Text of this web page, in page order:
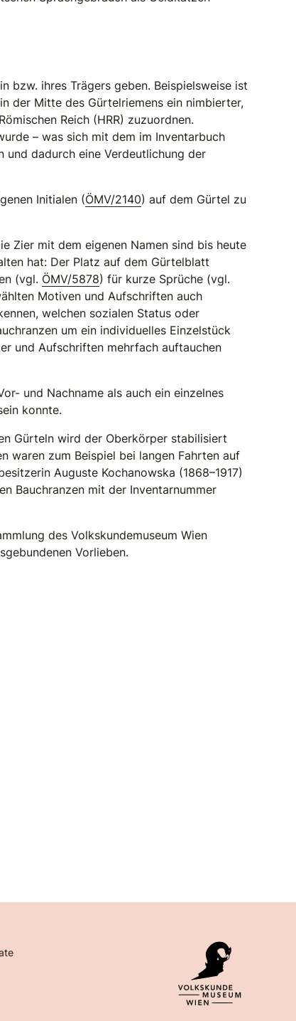
bzw. ihres Trägers geben. Beispielsweise ist
der Mitte des Gürtelriemens ein nimbierter,
Reich (HRR) zuzuordnen.
– was sich mit dem im Inventarbuch
und dadurch eine Verdeutlichung der
Initialen (ÖMV/2140) auf dem Gürtel zu
Zier mit dem eigenen Namen sind bis heute
hat: Der Platz auf dem Gürtelblatt
(vgl. ÖMV/5878) für kurze Sprüche (vgl.
Motiven und Aufschriften auch
welchen sozialen Status oder
um ein individuelles Einzelstück
und Aufschriften mehrfach auftauchen
und Nachname als auch ein einzelnes
konnte.
Gürteln wird der Oberkörper stabilisiert
waren zum Beispiel bei langen Fahrten auf
Auguste Kochanowska (1868–1917)
Bauchranzen mit der Inventarnummer
des Volkskundemuseum Wien
Vorlieben.